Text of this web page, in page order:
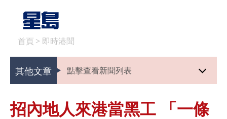
首頁 > 即時港聞
其他文章 點擊查看新聞列表
招內地人來港當黑工 「一條